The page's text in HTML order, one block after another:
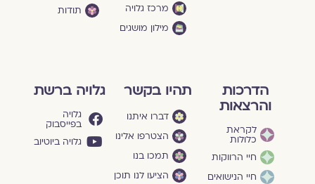
מרכז גלויה
מילון מושגים
תודות
הדרכות
והרצאות
לקראת
כלולות
חיי הרווקות
חיי הנישואים
תהיו בקשר
דברו איתנו
הצטרפו אלינו
תמכו בנו
הציעו לנו תוכן
גלויה ברשת
גלויה
בפייסבוק
גלויה ביוטיוב